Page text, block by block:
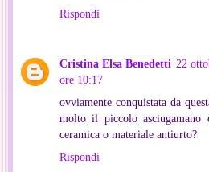
Rispondi
Cristina Elsa Benedetti 22
ore 10:17
ovviamente conquistata da
molto il piccolo
ceramica o materiale antiurto?
Rispondi